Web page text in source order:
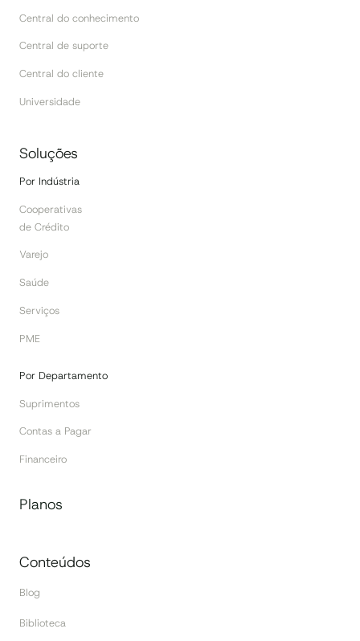
Central do conhecimento
Central de suporte
Central do cliente
Universidade
Soluções
Por Indústria
Cooperativas
de Crédito
Varejo
Saúde
Serviços
PME
Por Departamento
Suprimentos
Contas a Pagar
Financeiro
Planos
Conteúdos
Blog
Biblioteca